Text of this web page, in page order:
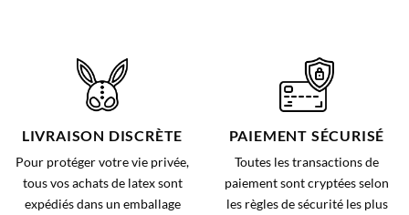
LIVRAISON DISCRÈTE
Pour protéger votre vie privée,
tous vos achats de latex sont
expédiés dans un emballage
PAIEMENT SÉCURISÉ
Toutes les transactions de
paiement sont cryptées selon
les règles de sécurité les plus